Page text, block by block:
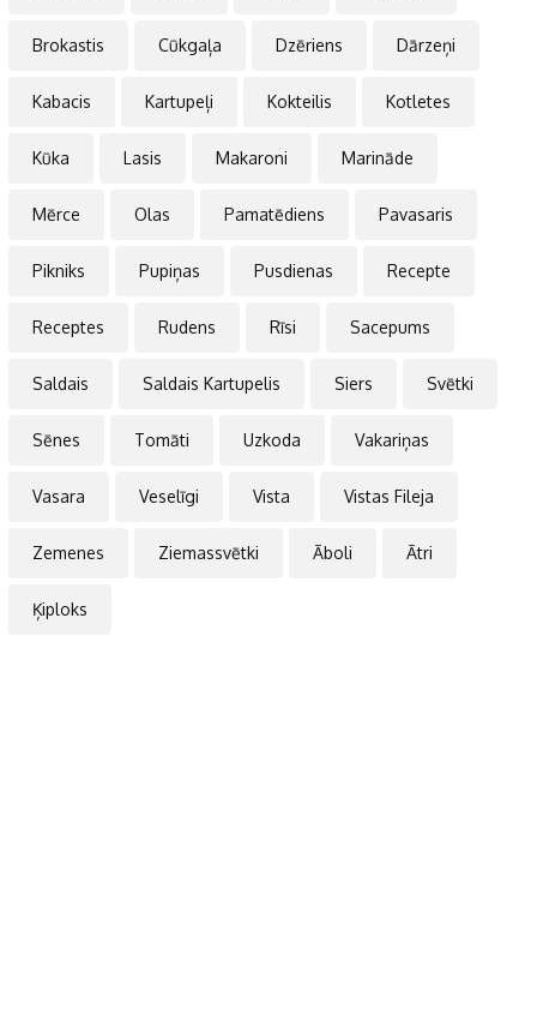
Brokastis Cūkgaļa Dzēriens Dārzeņi
Kabacis Kartupeļi Kokteilis Kotletes
Kūka Lasis Makaroni Marināde
Mērce Olas Pamatēdiens Pavasaris
Pikniks Pupiņas Pusdienas Recepte
Receptes Rudens Rīsi Sacepums
Saldais Saldais Kartupelis Siers Svētki
Sēnes Tomāti Uzkoda Vakariņas
Vasara Veselīgi Vista Vistas Fileja
Zemenes Ziemassvētki Āboli Ātri
Ķiploks